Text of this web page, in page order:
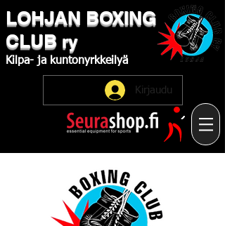
LOHJAN ​BOXING
CLUB ry
Kilpa- ja kuntonyrkkeilyä
Kirjaudu